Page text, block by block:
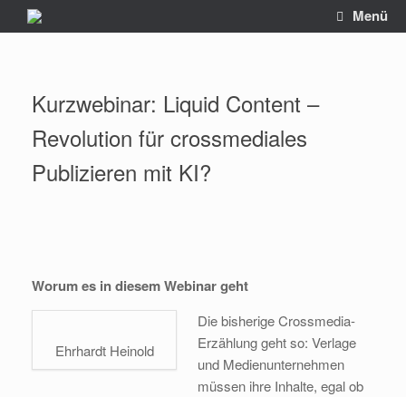
Inhalt
Menü
Kurzwebinar: Liquid Content –
Revolution für crossmediales
Publizieren mit KI?
Worum es in diesem Webinar geht
Ehrhardt Heinold
Die bisherige Crossmedia-
Erzählung geht so: Verlage
und Medienunternehmen
müssen ihre Inhalte, egal ob